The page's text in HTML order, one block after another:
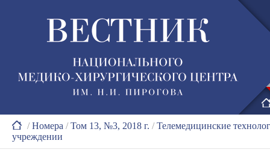
/Номера /Том 13, №3, 2018 г. /Телемедицинские
учреждении